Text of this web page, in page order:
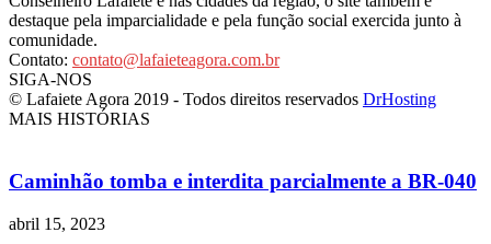
destaque pela imparcialidade e pela função social exercida junto à
comunidade.
Contato: contato@lafaieteagora.com.br
SIGA-NOS
© Lafaiete Agora 2019 - Todos direitos reservados DrHosting
MAIS HISTÓRIAS
Caminhão tomba e interdita parcialmente a BR-040
abril 15, 2023